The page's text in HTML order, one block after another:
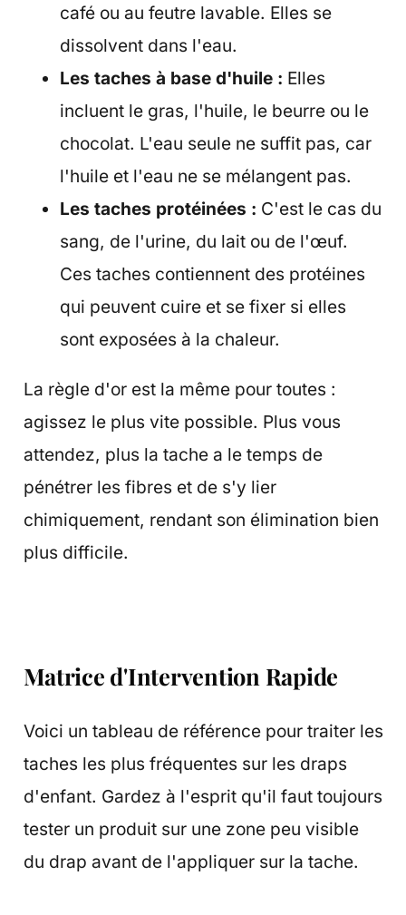
café ou au feutre lavable. Elles se
dissolvent dans l'eau.
Les taches à base d'huile : Elles
incluent le gras, l'huile, le beurre ou le
chocolat. L'eau seule ne suffit pas, car
l'huile et l'eau ne se mélangent pas.
Les taches protéinées : C'est le cas du
sang, de l'urine, du lait ou de l'œuf.
Ces taches contiennent des protéines
qui peuvent cuire et se fixer si elles
sont exposées à la chaleur.
La règle d'or est la même pour toutes :
agissez le plus vite possible. Plus vous
attendez, plus la tache a le temps de
pénétrer les fibres et de s'y lier
chimiquement, rendant son élimination bien
plus difficile.
Matrice d'Intervention Rapide
Voici un tableau de référence pour traiter les
taches les plus fréquentes sur les draps
d'enfant. Gardez à l'esprit qu'il faut toujours
tester un produit sur une zone peu visible
du drap avant de l'appliquer sur la tache.